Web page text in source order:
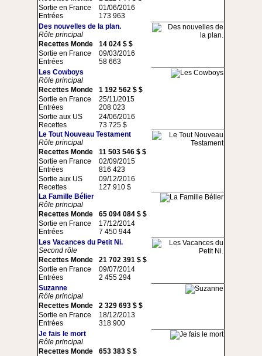
Sortie en France
Entrées
01/06/2016
173 963
Des nouvelles de la plan.
Rôle principal
Recettes Monde
14 024 $ $
Sortie en France
Entrées
09/03/2016
58 663
Les Cowboys
Rôle principal
Recettes Monde
1 192 562 $ $
Sortie en France
Entrées
25/11/2015
208 023
Sortie aux US
Recettes
24/06/2016
73 725 $
Le Tout Nouveau Testament
Rôle principal
Recettes Monde
11 503 546 $ $
Sortie en France
Entrées
02/09/2015
816 423
Sortie aux US
Recettes
09/12/2016
127 910 $
La Famille Bélier
Rôle principal
Recettes Monde
65 094 084 $ $
Sortie en France
Entrées
17/12/2014
7 450 944
Les Vacances du Petit Ni.
Second rôle
Recettes Monde
21 702 391 $ $
Sortie en France
Entrées
09/07/2014
2 455 294
Suzanne
Rôle principal
Recettes Monde
2 329 693 $ $
Sortie en France
Entrées
18/12/2013
318 900
Je fais le mort
Rôle principal
Recettes Monde
653 383 $ $